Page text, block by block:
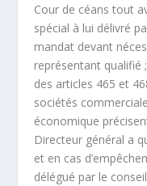
Cour de céans tout
spécial à lui délivré
mandat devant
représentant qualifié
des articles 465 et
sociétés
économique
Directeur général a
et en cas
délégué par le